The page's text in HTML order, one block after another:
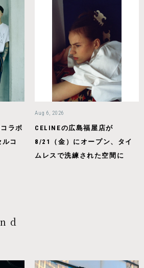
ラボ
コ
Aug 6, 2026
CELINEの広島福屋店が
8/21（金）にオープン、タイ
ムレスで洗練された空間に